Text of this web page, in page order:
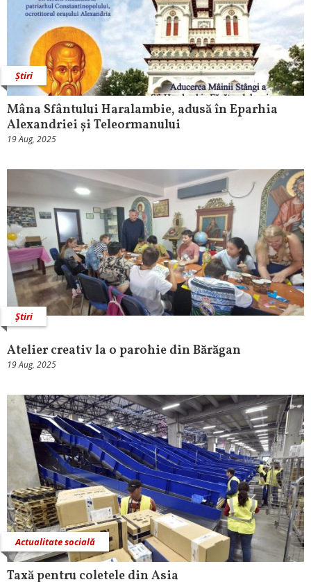
Știri
Mâna Sfântului Haralambie, adusă în Eparhia
Alexandriei și Teleormanului
19 Aug, 2025
Știri
Atelier creativ la o parohie din Bărăgan
19 Aug, 2025
Actualitate socială
Taxă pentru coletele din Asia